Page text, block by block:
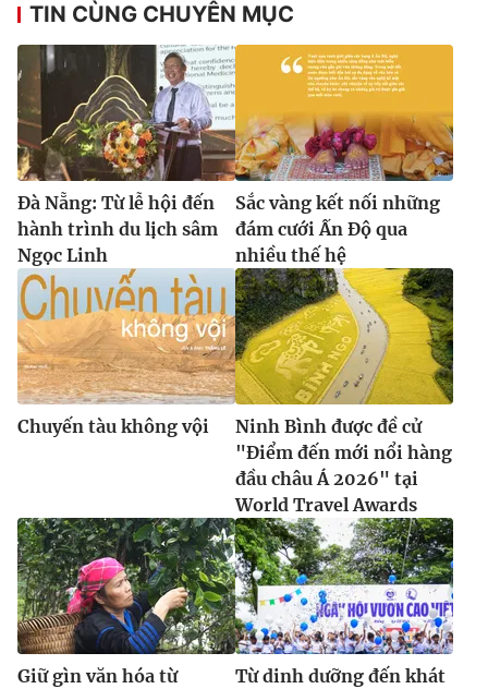
TIN CÙNG CHUYÊN MỤC
Đà Nẵng: Từ lễ hội đến
hành trình du lịch sâm
Ngọc Linh
Sắc vàng kết nối những
đám cưới Ấn Độ qua
nhiều thế hệ
Chuyến tàu không vội
Ninh Bình được đề cử
"Điểm đến mới nổi hàng
đầu châu Á 2026" tại
World Travel Awards
Giữ gìn văn hóa từ
Từ dinh dưỡng đến khát